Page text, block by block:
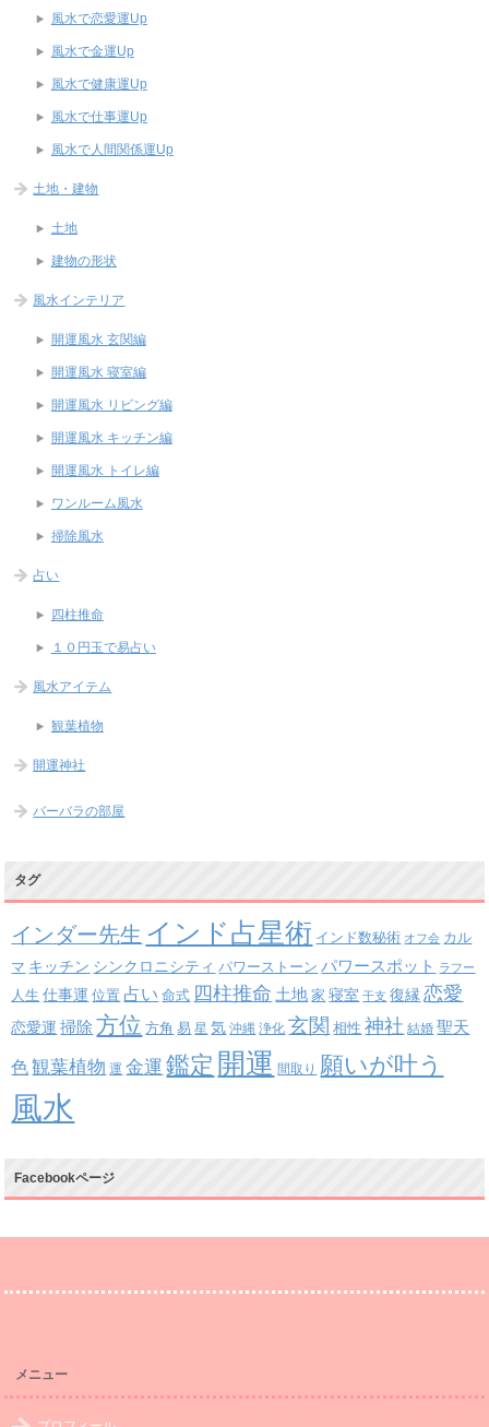
風水で恋愛運Up
風水で金運Up
風水で健康運Up
風水で仕事運Up
風水で人間関係運Up
土地・建物
土地
建物の形状
風水インテリア
開運風水 玄関編
開運風水 寝室編
開運風水 リビング編
開運風水 キッチン編
開運風水 トイレ編
ワンルーム風水
掃除風水
占い
四柱推命
１０円玉で易占い
風水アイテム
観葉植物
開運神社
バーバラの部屋
タグ
インダー先生 インド占星術 インド数秘術 オフ会 カル
マ キッチン シンクロニシティ パワーストーン パワースポット ラフー
人生 仕事運 位置 占い 命式 四柱推命 土地 家 寝室 干支 復縁 恋愛
恋愛運 掃除 方位 方角 易 星 気 沖縄 浄化 玄関 相性 神社 結婚 聖天
色 観葉植物 運 金運 鑑定 開運 間取り 願いが叶う
風水
Facebookページ
メニュー